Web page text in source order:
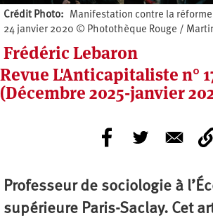
Crédit Photo
Manifestation contre la
24 janvier 2020 © Photothèque Rouge /
Frédéric Lebaron
Revue L'Anticapitaliste n°
(Décembre 2025-janvier
Professeur de sociologie à
supérieure Paris-Saclay. Cet